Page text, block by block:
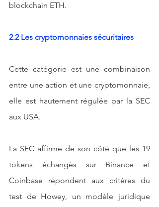
blockchain ETH.
2.2 Les cryptomonnaies sécuritaires
Cette catégorie est une combinaison
entre une action et une cryptomonnaie,
elle est hautement régulée par la SEC
aux USA.
La SEC affirme de son côté que les 19
tokens échangés sur Binance et
Coinbase répondent aux critères du
test de Howey, un modèle juridique